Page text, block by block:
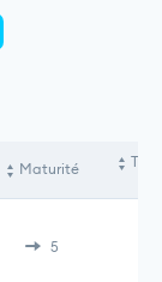
Maturité
5